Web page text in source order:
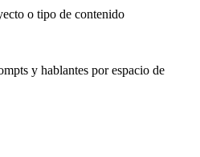
o tipo de contenido
y hablantes por espacio de